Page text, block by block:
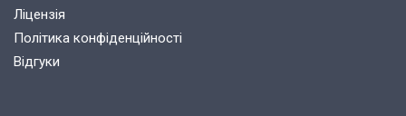
Ліцензія
Політика конфіденційності
Відгуки